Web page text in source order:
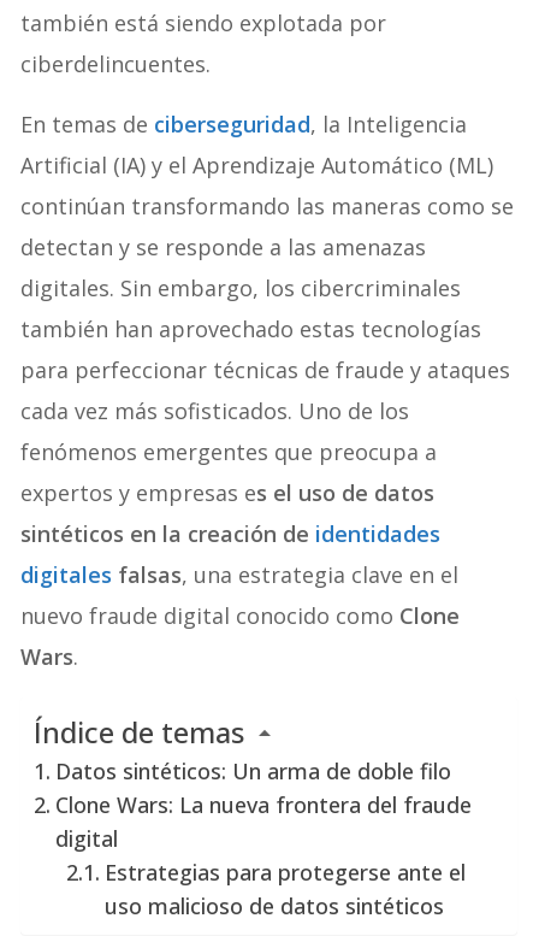
también está siendo explotada por
ciberdelincuentes.
En temas de ciberseguridad, la Inteligencia
Artificial (IA) y el Aprendizaje Automático (ML)
continúan transformando las maneras como se
detectan y se responde a las amenazas
digitales. Sin embargo, los cibercriminales
también han aprovechado estas tecnologías
para perfeccionar técnicas de fraude y ataques
cada vez más sofisticados. Uno de los
fenómenos emergentes que preocupa a
expertos y empresas es el uso de datos
sintéticos en la creación de identidades
digitales falsas, una estrategia clave en el
nuevo fraude digital conocido como Clone
Wars.
Índice de temas
Datos sintéticos: Un arma de doble filo
Clone Wars: La nueva frontera del fraude
digital
Estrategias para protegerse ante el
uso malicioso de datos sintéticos